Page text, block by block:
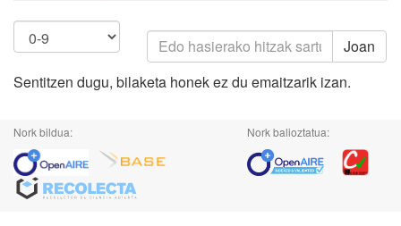
Joan
Sentitzen dugu, bilaketa honek ez du emaitzarik izan.
Nork bildua: Nork balioztatua: